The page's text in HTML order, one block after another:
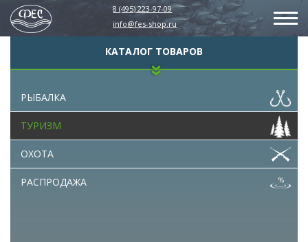
8 (495) 223-97-09
info@fes-shop.ru
КАТАЛОГ ТОВАРОВ
РЫБАЛКА
ТУРИЗМ
ОХОТА
РАСПРОДАЖА